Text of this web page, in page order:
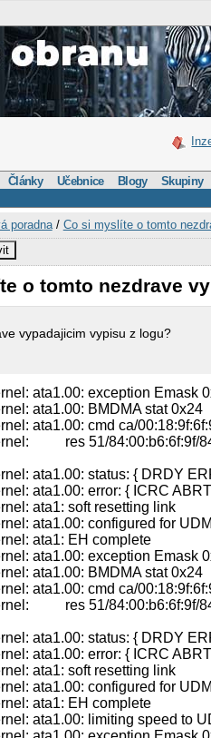
Články Učebnice Blogy Skupiny
poradna/ Co si myslíte o tomto
o tomto nezdrave
vypadajicim vypisu z logu?
ata1.00: exception Emask
ata1.00: BMDMA stat 0x24
ata1.00: cmd ca/
res 51/84:00:b6:6f:9f/
ata1.00: status: { DRDY
ata1.00: error: { ICRC
ata1: soft resetting link
ata1.00: configured for
ata1: EH complete
ata1.00: exception Emask
ata1.00: BMDMA stat 0x24
ata1.00: cmd ca/
res 51/84:00:b6:6f:9f/
ata1.00: status: { DRDY
ata1.00: error: { ICRC
ata1: soft resetting link
ata1.00: configured for
ata1: EH complete
ata1.00: limiting speed to